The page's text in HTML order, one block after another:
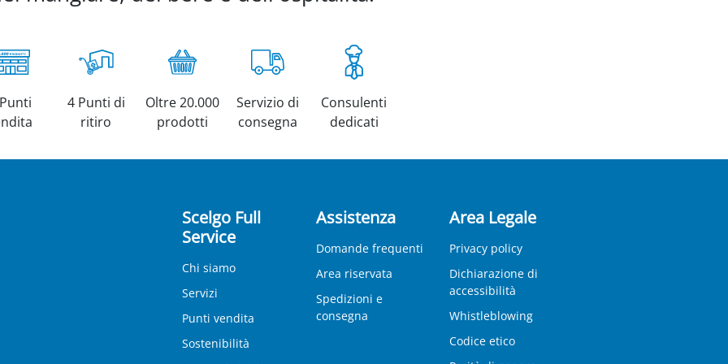
4 Punti di
ritiro
Oltre 20.000
prodotti
Servizio di
consegna
Consulenti
dedicati
Scelgo Full
Service
Chi siamo
Servizi
Punti vendita
Sostenibilità
Assistenza
Domande frequenti
Area riservata
Spedizioni e
consegna
Area Legale
Privacy policy
Dichiarazione di
accessibilità
Whistleblowing
Codice etico